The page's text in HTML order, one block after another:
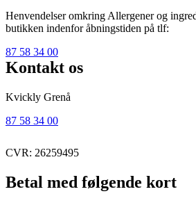
Henvendelser omkring Allergener og
butikken indenfor åbningstiden på tlf:
87 58 34 00
Kontakt os
Kvickly Grenå
87 58 34 00
CVR: 26259495
Betal med følgende kort